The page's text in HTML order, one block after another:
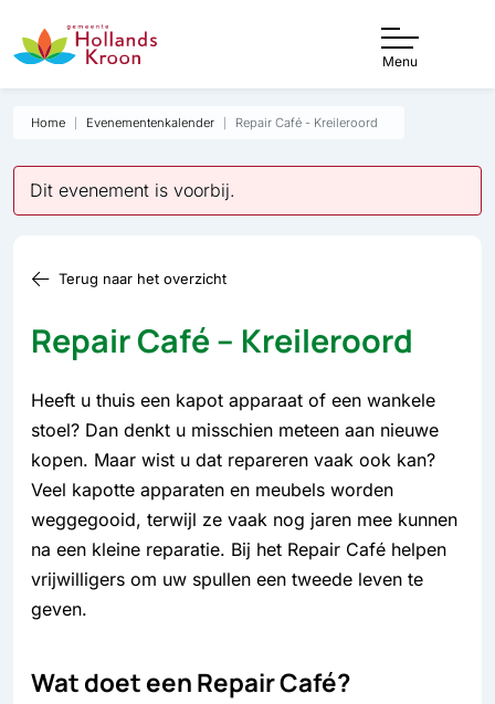
Menu
Home Evenementenkalender Repair Café - Kreileroord
Dit evenement is voorbij.
Terug naar het overzicht
Repair Café – Kreileroord
Heeft u thuis een kapot apparaat of een wankele
stoel? Dan denkt u misschien meteen aan nieuwe
kopen. Maar wist u dat repareren vaak ook kan?
Veel kapotte apparaten en meubels worden
weggegooid, terwijl ze vaak nog jaren mee kunnen
na een kleine reparatie. Bij het Repair Café helpen
vrijwilligers om uw spullen een tweede leven te
geven.
Wat doet een Repair Café?